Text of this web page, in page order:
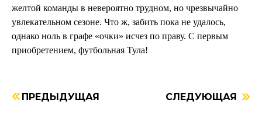
желтой команды в невероятно трудном, но чрезвычайно
увлекательном сезоне. Что ж, забить пока не удалось,
однако ноль в графе «очки» исчез по праву. С первым
приобретением, футбольная Тула!
ПРЕДЫДУЩАЯ СЛЕДУЮЩАЯ